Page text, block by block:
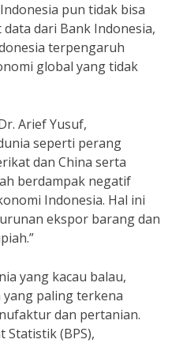
pun tidak bisa
dari Bank Indonesia,
terpengaruh
global yang tidak
Arief Yusuf,
seperti perang
dan China serta
berdampak negatif
Indonesia. Hal ini
ekspor barang dan
yang kacau balau,
paling terkena
dan pertanian.
Statistik (BPS),